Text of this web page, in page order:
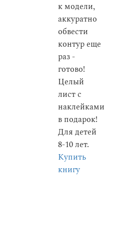
к модели,
аккуратно
обвести
контур еще
раз -
готово!
Целый
лист с
наклейками
в подарок!
Для детей
8-10 лет.
Купить
книгу